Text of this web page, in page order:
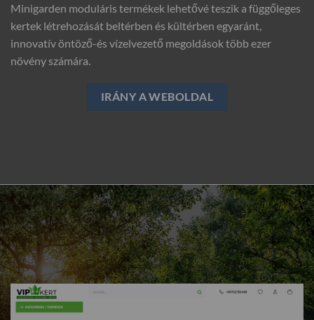
Minigarden moduláris termékek lehetővé teszik a függőleges
kertek létrehozását beltérben és kültérben egyaránt,
innovatív öntöző-és vízelvezető megoldások több ezer
növény számára.
IRÁNY A WEBOLDAL